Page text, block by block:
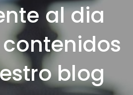
al dia
blog